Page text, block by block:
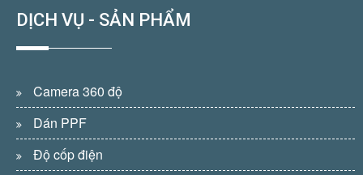
DỊCH VỤ - SẢN PHẨM
Camera 360 độ
Dán PPF
Độ cốp điện